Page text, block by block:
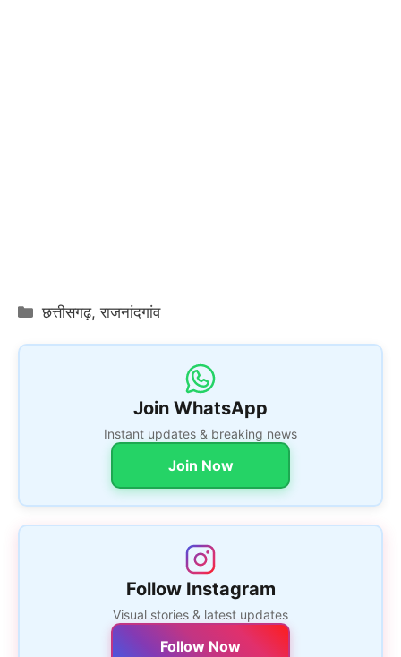
Categories
छत्तीसगढ़,राजनांदगांव
Join WhatsApp
Instant updates & breaking news
Join Now
Follow Instagram
Visual stories & latest updates
Follow Now